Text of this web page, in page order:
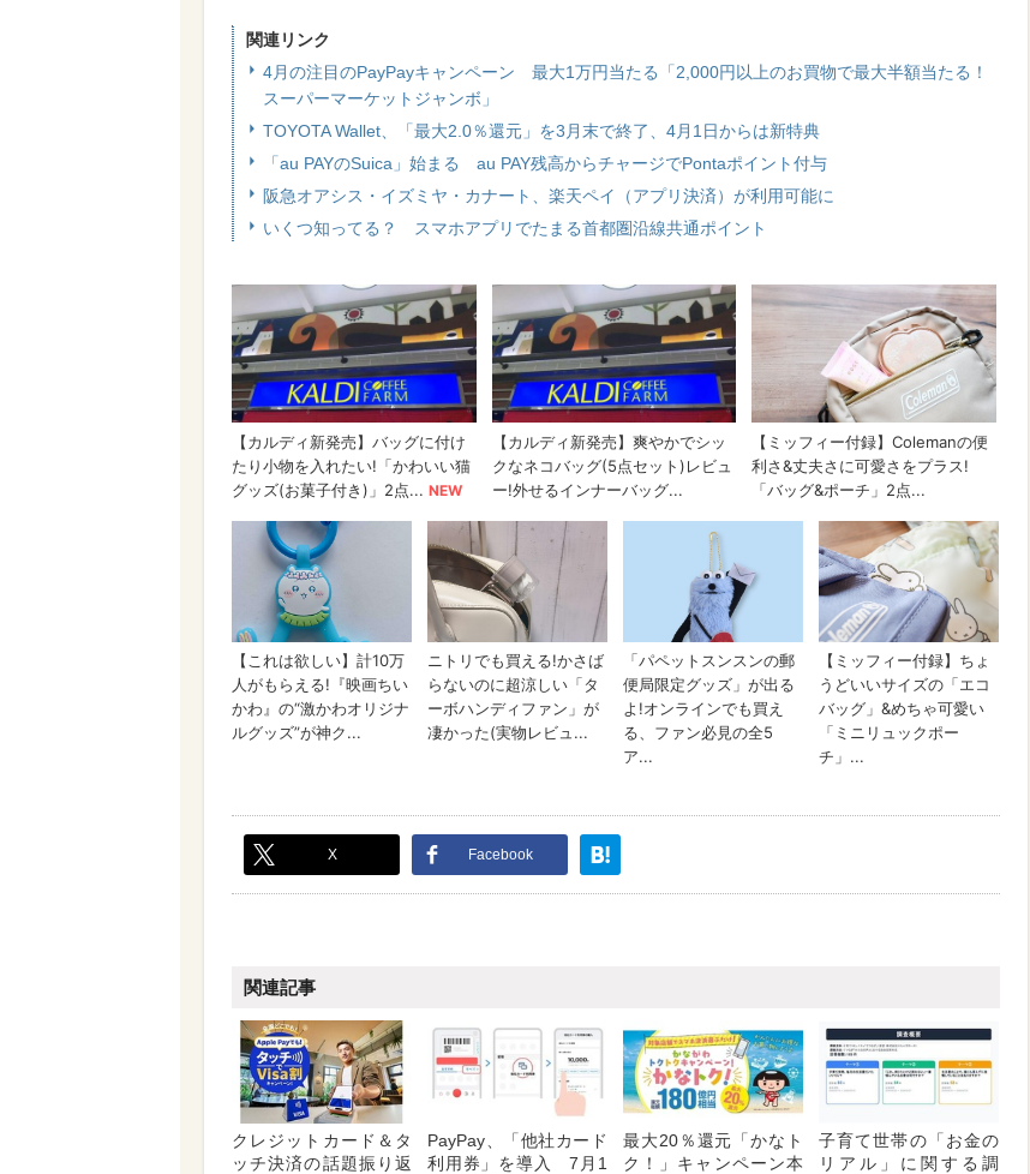
関連リンク
4月の注目のPayPayキャンペーン 最大1万円当たる「2,000円以上のお買物で最大半額当たる！
スーパーマーケットジャンボ」
TOYOTA Wallet、「最大2.0％還元」を3月末で終了、4月1日からは新特典
「au PAYのSuica」始まる au PAY残高からチャージでPontaポイント付与
阪急オアシス・イズミヤ・カナート、楽天ペイ（アプリ決済）が利用可能に
いくつ知ってる？ スマホアプリでたまる首都圏沿線共通ポイント
X Facebook
関連記事
クレジットカード＆タ
ッチ決済の話題振り返
PayPay、「他社カード
利用券」を導入 7月1
最大20％還元「かなト
ク！」キャンペーン本
子育て世帯の「お金の
リアル」に関する調